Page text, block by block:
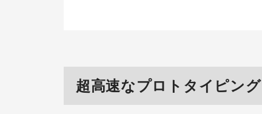
超高速なプロトタイピング